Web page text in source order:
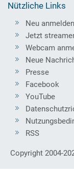
Nützliche Links
Neu anmelden
Jetzt
Webcam
Neue
Presse
Facebook
YouTube
RSS
Copyright 2004-